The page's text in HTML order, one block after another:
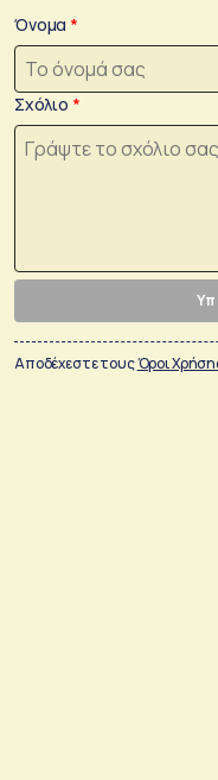
Όνομα
Σχόλιο
Αποδέχεστε τουςΌροι